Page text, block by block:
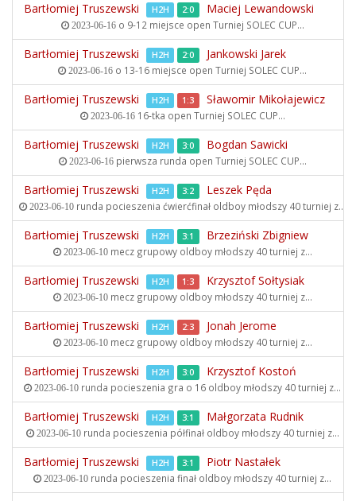
Bartłomiej Truszewski H2H 2:0 Maciej Lewandowski
2023-06-16o 9-12 miejsce open Turniej SOLEC CUP...
Bartłomiej Truszewski H2H 2:0 Jankowski Jarek
2023-06-16 o 13-16 miejsce open Turniej SOLEC CUP...
Bartłomiej Truszewski H2H 1:3 Sławomir Mikołajewicz
2023-06-1616-tka open Turniej SOLEC CUP...
Bartłomiej Truszewski H2H 3:0 Bogdan Sawicki
2023-06-16pierwsza runda open Turniej SOLEC CUP...
Bartłomiej Truszewski H2H 3:2 Leszek Pęda
2023-06-10 runda pocieszenia ćwierćfinał oldboy młodszy 40 turniej z...
Bartłomiej Truszewski H2H 3:1 Brzeziński Zbigniew
2023-06-10mecz grupowy oldboy młodszy 40 turniej z...
Bartłomiej Truszewski H2H 1:3 Krzysztof Sołtysiak
2023-06-10mecz grupowy oldboy młodszy 40 turniej z...
Bartłomiej Truszewski H2H 2:3 Jonah Jerome
2023-06-10mecz grupowy oldboy młodszy 40 turniej z...
Bartłomiej Truszewski H2H 3:0 Krzysztof Kostoń
2023-06-10 runda pocieszenia gra o 16 oldboy młodszy 40 turniej z...
Bartłomiej Truszewski H2H 3:1 Małgorzata Rudnik
2023-06-10runda pocieszenia półfinał oldboy młodszy 40 turniej z...
Bartłomiej Truszewski H2H 3:1 Piotr Nastałek
2023-06-10 runda pocieszenia finał oldboy młodszy 40 turniej z...